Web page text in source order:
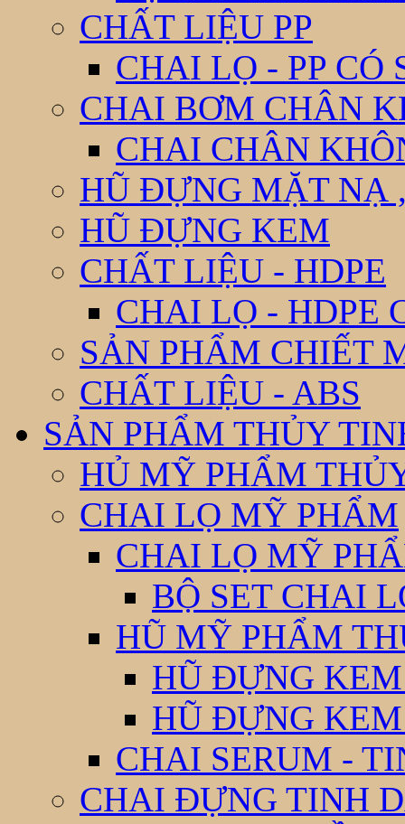
CHẤT LIỆU PP
CHAI LỌ - PP CÓ
CHAI BƠM CHÂN
CHAI CHÂN
HŨ ĐỰNG MẶT NẠ
HŨ ĐỰNG KEM
CHẤT LIỆU - HDPE
CHAI LỌ - HDPE
SẢN PHẨM CHIẾT
CHẤT LIỆU - ABS
SẢN PHẨM THỦY
HỦ MỸ PHẨM
CHAI LỌ MỸ PHẨM
CHAI LỌ MỸ
BỘ SET CHAI
HŨ MỸ PHẨM
HŨ ĐỰNG
HŨ ĐỰNG
CHAI SERUM -
CHAI ĐỰNG TINH